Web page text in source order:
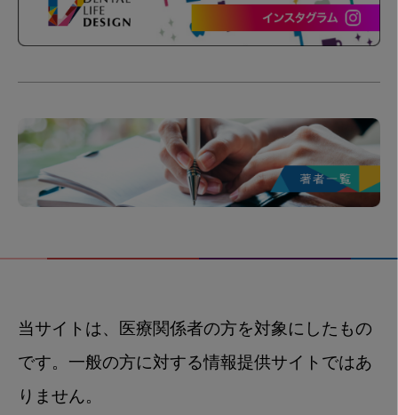
当サイトは、医療関係者の方を対象にしたもの
です。一般の方に対する情報提供サイトではあ
りません。